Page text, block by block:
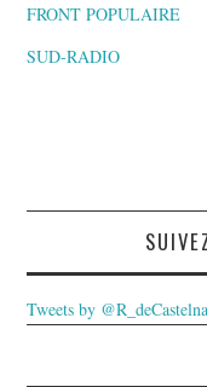
FRONT POPULAIRE
SUD-RADIO
Tweets by